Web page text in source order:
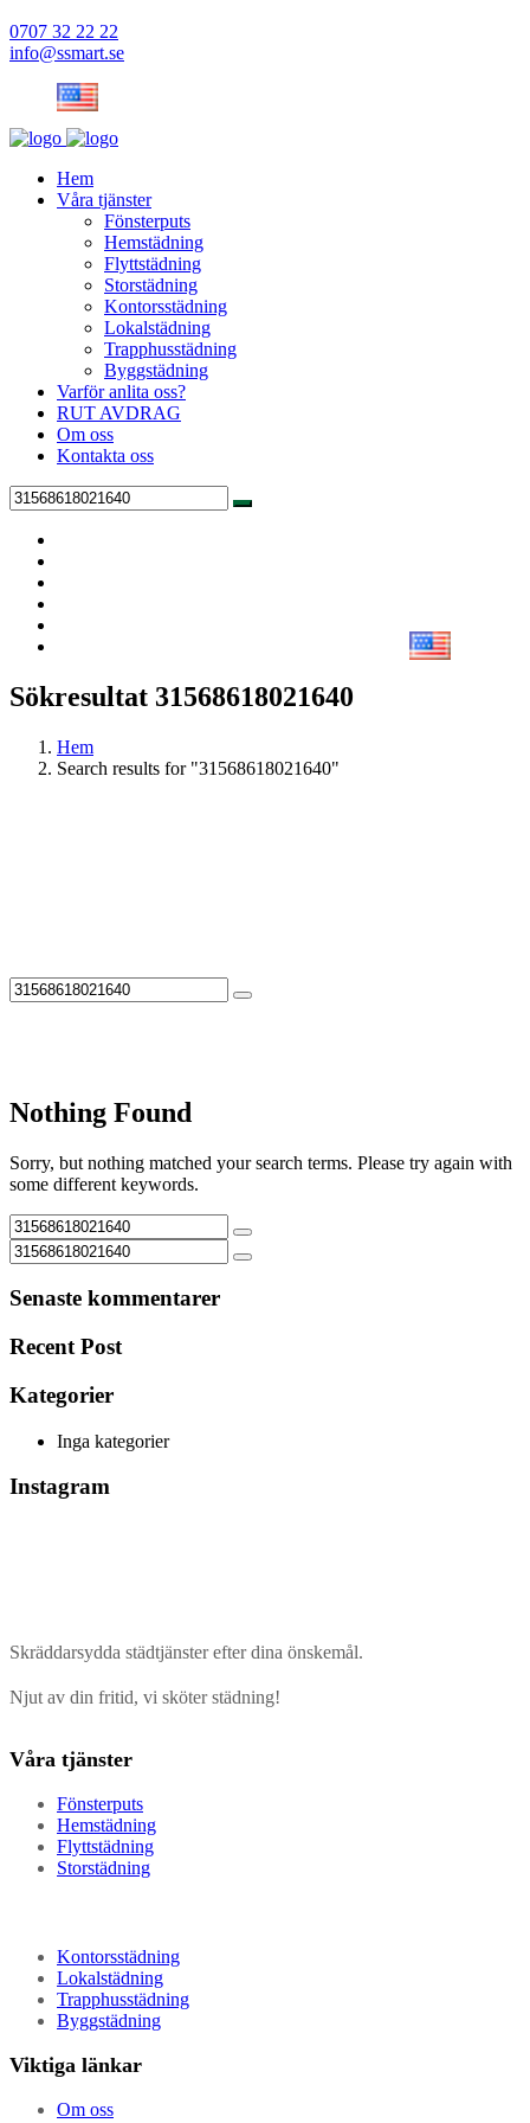
0707 32 22 22
info@ssmart.se
Hem
Våra tjänster
Fönsterputs
Hemstädning
Flyttstädning
Storstädning
Kontorsstädning
Lokalstädning
Trapphusstädning
Byggstädning
Varför anlita oss?
RUT AVDRAG
Om oss
Kontakta oss
Sökresultat 31568618021640
Hem
Search results for "31568618021640"
Nothing Found
Sorry, but nothing matched your search terms. Please try again with
some different keywords.
Senaste kommentarer
Recent Post
Kategorier
Inga kategorier
Instagram
Skräddarsydda städtjänster efter dina önskemål.
Njut av din fritid, vi sköter städning!
Våra tjänster
Fönsterputs
Hemstädning
Flyttstädning
Storstädning
Kontorsstädning
Lokalstädning
Trapphusstädning
Byggstädning
Viktiga länkar
Om oss